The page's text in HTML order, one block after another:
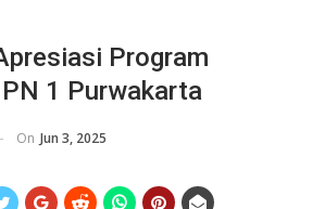
Program
1 Purwakarta
On Jun 3, 2025